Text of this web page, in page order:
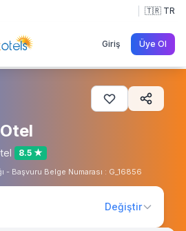
🇹🇷 TR
Giriş Üye Ol
8.5 ★
- Başvuru Belge Numarası : G_16856
Değiştir